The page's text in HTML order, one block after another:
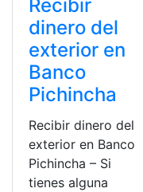
Recibir
dinero del
exterior en
Banco
Pichincha
Recibir dinero del
exterior en Banco
Pichincha – Si
tienes alguna